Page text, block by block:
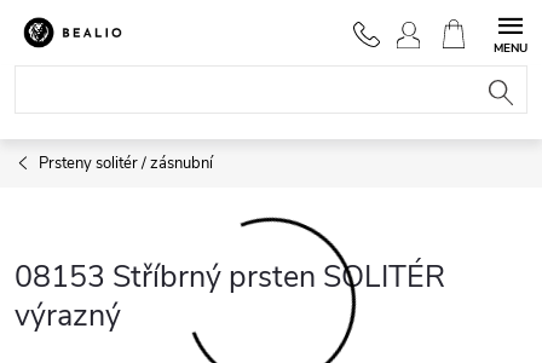
Přejít
obsah
NÁKUPNÍ
KOŠÍK
Prsteny solitér / zásnubní
08153 Stříbrný prsten SOLITÉR
výrazný